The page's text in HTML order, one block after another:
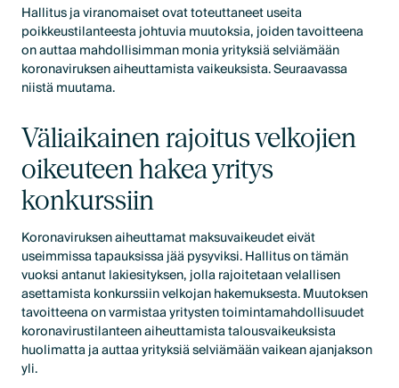
Hallitus ja viranomaiset ovat toteuttaneet useita
poikkeustilanteesta johtuvia muutoksia, joiden tavoitteena
on auttaa mahdollisimman monia yrityksiä selviämään
koronaviruksen aiheuttamista vaikeuksista. Seuraavassa
niistä muutama.
Väliaikainen rajoitus velkojien
oikeuteen hakea yritys
konkurssiin
Koronaviruksen aiheuttamat maksuvaikeudet eivät
useimmissa tapauksissa jää pysyviksi. Hallitus on tämän
vuoksi antanut lakiesityksen, jolla rajoitetaan velallisen
asettamista konkurssiin velkojan hakemuksesta. Muutoksen
tavoitteena on varmistaa yritysten toimintamahdollisuudet
koronavirustilanteen aiheuttamista talousvaikeuksista
huolimatta ja auttaa yrityksiä selviämään vaikean ajanjakson
yli.